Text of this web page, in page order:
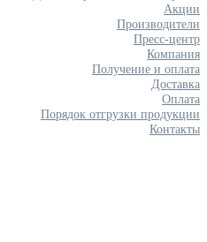
Акции
Производители
Пресс-центр
Компания
Получение и оплата
Доставка
Оплата
Порядок отгрузки продукции
Контакты